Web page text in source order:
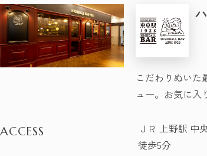
こだわりぬいた
ュー。お気に入
ACCESS
ＪＲ 上野駅 中
徒歩5分